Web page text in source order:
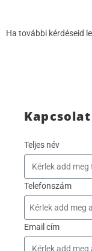
Ha további kérdéseid
Kapcsolat
Teljes név
Telefonszám
Email cím